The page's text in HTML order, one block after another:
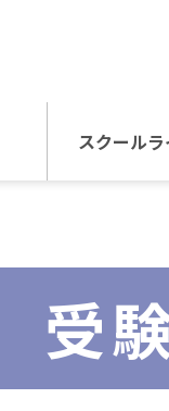
スクール
受